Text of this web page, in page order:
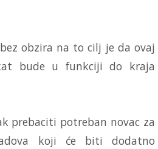
obzira na to cilj je da ovaj
bude u funkciji do kraja
prebaciti potreban novac za
koji će biti dodatno